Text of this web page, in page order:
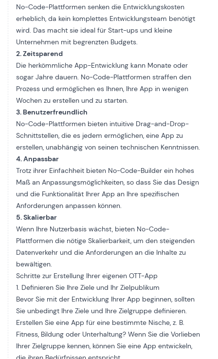
No-Code-Plattformen senken die Entwicklungskosten
erheblich, da kein komplettes Entwicklungsteam benötigt
wird. Das macht sie ideal für Start-ups und kleine
Unternehmen mit begrenzten Budgets.
2. Zeitsparend
Die herkömmliche App-Entwicklung kann Monate oder
sogar Jahre dauern. No-Code-Plattformen straffen den
Prozess und ermöglichen es Ihnen, Ihre App in wenigen
Wochen zu erstellen und zu starten.
3. Benutzerfreundlich
No-Code-Plattformen bieten intuitive Drag-and-Drop-
Schnittstellen, die es jedem ermöglichen, eine App zu
erstellen, unabhängig von seinen technischen Kenntnissen.
4. Anpassbar
Trotz ihrer Einfachheit bieten No-Code-Builder ein hohes
Maß an Anpassungsmöglichkeiten, so dass Sie das Design
und die Funktionalität Ihrer App an Ihre spezifischen
Anforderungen anpassen können.
5. Skalierbar
Wenn Ihre Nutzerbasis wächst, bieten No-Code-
Plattformen die nötige Skalierbarkeit, um den steigenden
Datenverkehr und die Anforderungen an die Inhalte zu
bewältigen.
Schritte zur Erstellung Ihrer eigenen OTT-App
1. Definieren Sie Ihre Ziele und Ihr Zielpublikum
Bevor Sie mit der Entwicklung Ihrer App beginnen, sollten
Sie unbedingt Ihre Ziele und Ihre Zielgruppe definieren.
Erstellen Sie eine App für eine bestimmte Nische, z. B.
Fitness, Bildung oder Unterhaltung? Wenn Sie die Vorlieben
Ihrer Zielgruppe kennen, können Sie eine App entwickeln,